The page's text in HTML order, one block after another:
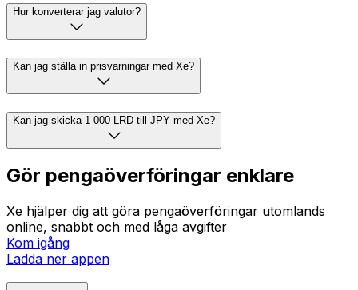
Hur konverterar jag valutor?
Kan jag ställa in prisvarningar med Xe?
Kan jag skicka 1 000 LRD till JPY med Xe?
Gör pengaöverföringar enklare
Xe hjälper dig att göra pengaöverföringar utomlands
online, snabbt och med låga avgifter
Kom igång
Ladda ner appen